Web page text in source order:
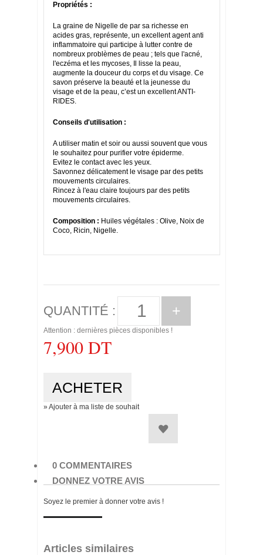
Propriétés :
La graine de Nigelle de par sa richesse en
acides gras, représente, un excellent agent anti
inflammatoire qui participe à lutter contre de
nombreux problèmes de peau ; tels que l'acné,
l'eczéma et les mycoses, Il lisse la peau,
augmente la douceur du corps et du visage. Ce
savon préserve la beauté et la jeunesse du
visage et de la peau, c’est un excellent ANTI-
RIDES.
Conseils d'utilisation :
A utiliser matin et soir ou aussi souvent que vous
le souhaitez pour purifier votre épiderme.
Evitez le contact avec les yeux.
Savonnez délicatement le visage par des petits
mouvements circulaires.
Rincez à l'eau claire toujours par des petits
mouvements circulaires.
Composition : Huiles végétales : Olive, Noix de
Coco, Ricin, Nigelle.
QUANTITÉ : +
Attention : dernières pièces disponibles !
7,900 DT
» Ajouter à ma liste de souhait
0 COMMENTAIRES
DONNEZ VOTRE AVIS
Soyez le premier à donner votre avis !
Articles similaires